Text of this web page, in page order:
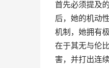
首先必须提及
后，她的机动
机制，她拥有
在于其无与伦
害，并打出连